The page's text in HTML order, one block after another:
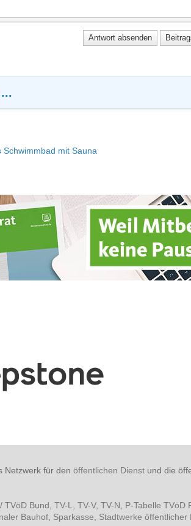
mit Sauna
Netzwerk für den öffentlichen Dienst und die
TVöD Bund TV-L TV-V, TV-N P-Tabelle TVöD
Bauhof Sparkasse
Stadtwerke öffentlicher